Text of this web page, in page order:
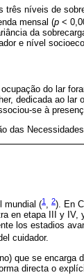
três níveis de
mensal (p <
da
e nível
do lar
dedicada ao lar
se à
das Necessidades
mundial (1 , 2). En
en etapa III y IV,
los estadios
cuidador.
que se encarga
directa o